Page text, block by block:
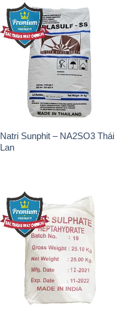
Natri Sunphit – NA2SO3 Thái
Lan